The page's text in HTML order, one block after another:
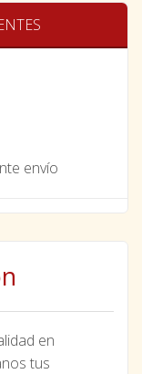
envío
en
tus